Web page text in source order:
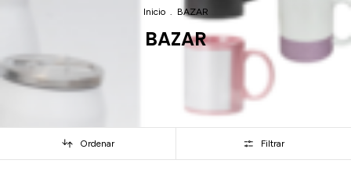
Inicio BAZAR
BAZAR
Ordenar Filtrar